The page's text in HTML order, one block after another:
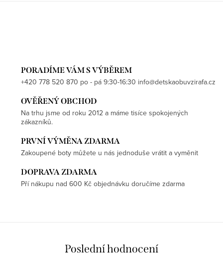
PORADÍME VÁM S VÝBĚREM
+420 778 520 870 po - pá 9:30-16:30 info@detskaobuvzirafa.cz
OVĚŘENÝ OBCHOD
Na trhu jsme od roku 2012 a máme tisíce spokojených
zákazníků.
PRVNÍ VÝMĚNA ZDARMA
Zakoupené boty můžete u nás jednoduše vrátit a vyměnit
DOPRAVA ZDARMA
Pří nákupu nad 600 Kč objednávku doručíme zdarma
Poslední hodnocení